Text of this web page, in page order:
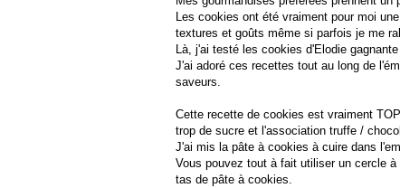
Les cookies ont été vraiment pour moi
textures et goûts même si parfois je me
Là, j'ai testé les cookies d'Elodie
J'ai adoré ces recettes tout au long de
saveurs.
Cette recette de cookies est vraiment
trop de sucre et l'association truffe /
J'ai mis la pâte à cookies à cuire dans
Vous pouvez tout à fait utiliser un cercle
tas de pâte à cookies.